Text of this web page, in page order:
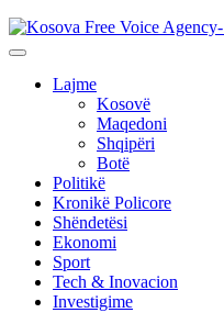
Lajme
Kosovë
Maqedoni
Shqipëri
Botë
Politikë
Kronikë Policore
Shëndetësi
Ekonomi
Sport
Tech & Inovacion
Investigime